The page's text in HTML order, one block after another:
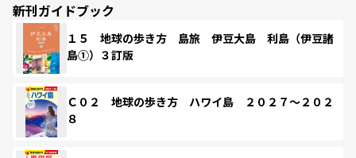
新刊ガイドブック
１５ 地球の歩き方 島旅 伊豆大島 利島（伊豆諸
島①）３訂版
Ｃ０２ 地球の歩き方 ハワイ島 ２０２７～２０２
８